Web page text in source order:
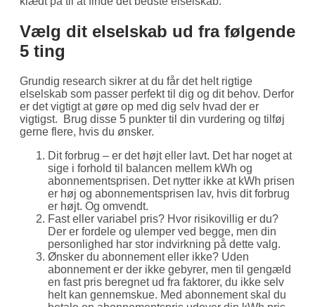
Vælg dit elselskab ud fra følgende
5 ting
Grundig research sikrer at du får det helt rigtige
elselskab som passer perfekt til dig og dit behov. Derfor
er det vigtigt at gøre op med dig selv hvad der er
vigtigst. Brug disse 5 punkter til din vurdering og tilføj
gerne flere, hvis du ønsker.
Dit forbrug – er det højt eller lavt. Det har noget at
sige i forhold til balancen mellem kWh og
abonnementsprisen. Det nytter ikke at kWh prisen
er høj og abonnementsprisen lav, hvis dit forbrug
er højt. Og omvendt.
Fast eller variabel pris? Hvor risikovillig er du?
Der er fordele og ulemper ved begge, men din
personlighed har stor indvirkning på dette valg.
Ønsker du abonnement eller ikke? Uden
abonnement er der ikke gebyrer, men til gengæld
en fast pris beregnet ud fra faktorer, du ikke selv
helt kan gennemskue. Med abonnement skal du